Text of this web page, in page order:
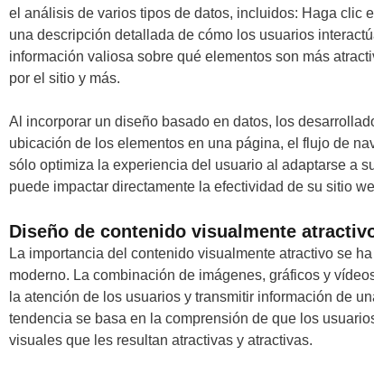
el análisis de varios tipos de datos, incluidos: Haga clic
una descripción detallada de cómo los usuarios
información valiosa sobre qué elementos son más
por el sitio y más.
Al incorporar un diseño basado en datos, los
ubicación de los elementos en una página, el flujo de
sólo optimiza la experiencia del usuario al adaptarse a
puede impactar directamente la efectividad de su sitio
Diseño de contenido visualmente
La importancia del contenido visualmente atractivo se
moderno. La combinación de imágenes, gráficos y
la atención de los usuarios y transmitir información de
tendencia se basa en la comprensión de que los
visuales que les resultan atractivas y atractivas.